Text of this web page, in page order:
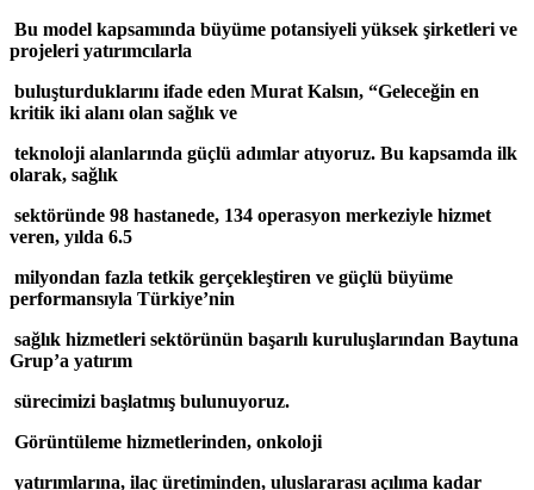
Bu model kapsamında büyüme potansiyeli yüksek şirketleri ve
projeleri yatırımcılarla
buluşturduklarını ifade eden Murat Kalsın, “Geleceğin en
kritik iki alanı olan sağlık ve
teknoloji alanlarında güçlü adımlar atıyoruz. Bu kapsamda ilk
olarak, sağlık
sektöründe 98 hastanede, 134 operasyon merkeziyle hizmet
veren, yılda 6.5
milyondan fazla tetkik gerçekleştiren ve güçlü büyüme
performansıyla Türkiye’nin
sağlık hizmetleri sektörünün başarılı kuruluşlarından Baytuna
Grup’a yatırım
sürecimizi başlatmış bulunuyoruz.
Görüntüleme hizmetlerinden, onkoloji
yatırımlarına, ilaç üretiminden, uluslararası açılıma kadar